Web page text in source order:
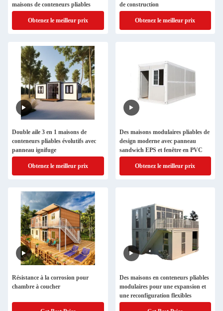
maisons de conteneurs pliables
Obtenez le meilleur prix
de construction
Obtenez le meilleur prix
Double aile 3 en 1 maisons de
conteneurs pliables évolutifs avec
panneau ignifuge
Obtenez le meilleur prix
Des maisons modulaires pliables de
design moderne avec panneau
sandwich EPS et fenêtre en PVC
Obtenez le meilleur prix
Résistance à la corrosion pour
chambre à coucher
Des maisons en conteneurs pliables
modulaires pour une expansion et
une reconfiguration flexibles